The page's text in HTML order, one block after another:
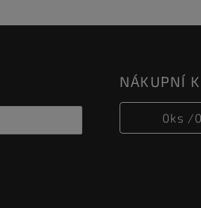
NÁKUPNÍ
0ks /